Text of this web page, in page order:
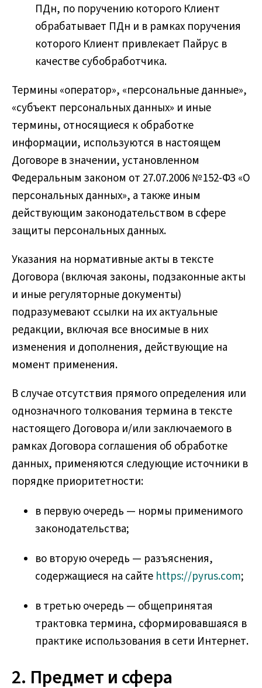
ПДн, по поручению которого Клиент
обрабатывает ПДн и в рамках поручения
которого Клиент привлекает Пайрус в
качестве субобработчика.
Термины «оператор», «персональные данные»,
«субъект персональных данных» и иные
термины, относящиеся к обработке
информации, используются в настоящем
Договоре в значении, установленном
Федеральным законом от 27.07.2006 № 152-ФЗ «О
персональных данных», а также иным
действующим законодательством в сфере
защиты персональных данных.
Указания на нормативные акты в тексте
Договора (включая законы, подзаконные акты
и иные регуляторные документы)
подразумевают ссылки на их актуальные
редакции, включая все вносимые в них
изменения и дополнения, действующие на
момент применения.
В случае отсутствия прямого определения или
однозначного толкования термина в тексте
настоящего Договора и/или заключаемого в
рамках Договора соглашения об обработке
данных, применяются следующие источники в
порядке приоритетности:
в первую очередь — нормы применимого
законодательства;
во вторую очередь — разъяснения,
содержащиеся на сайте https://pyrus.com;
в третью очередь — общепринятая
трактовка термина, сформировавшаяся в
практике использования в сети Интернет.
2. Предмет и сфера